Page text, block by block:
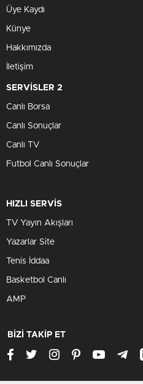
Üye Kaydı
Künye
Hakkımızda
İletişim
SERVİSLER 2
Canlı Borsa
Canlı Sonuçlar
Canlı TV
Futbol Canlı Sonuçlar
HIZLI SERVİS
TV Yayın Akışları
Yazarlar Site
Tenis İddaa
Basketbol Canlı
AMP
BİZİ TAKİP ET